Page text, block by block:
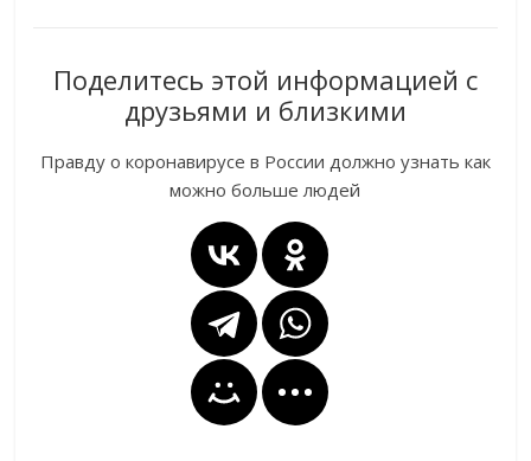
Поделитесь этой информацией с
друзьями и близкими
Правду о коронавирусе в России должно узнать как
можно больше людей